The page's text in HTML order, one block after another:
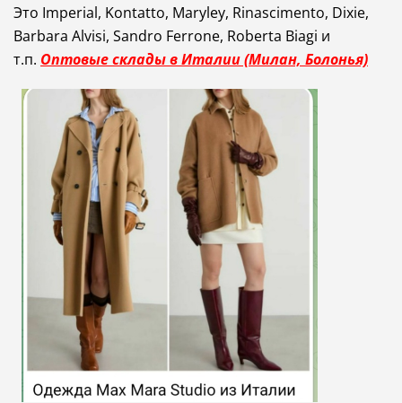
Это Imperial, Kontatto, Maryley, Rinascimento, Dixie,
Barbara Alvisi, Sandro Ferrone, Roberta Biagi и
т.п. Оптовые склады в Италии (Милан, Болонья)